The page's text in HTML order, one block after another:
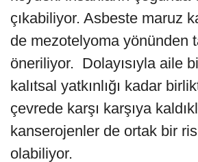
çıkabiliyor. Asbeste maruz
de mezotelyoma yönünden
öneriliyor. Dolayısıyla aile
kalıtsal yatkınlığı kadar
çevrede karşı karşıya
kanserojenler de ortak bir
olabiliyor.